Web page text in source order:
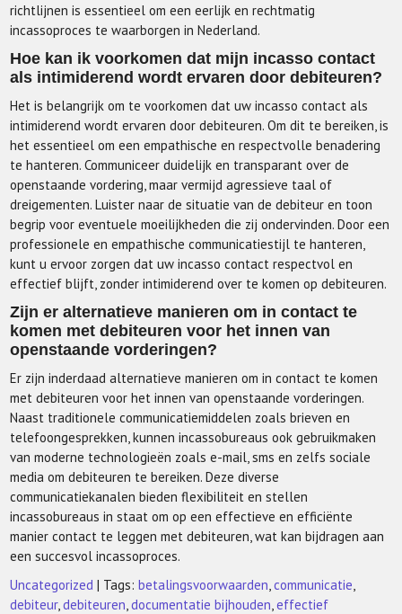
richtlijnen is essentieel om een eerlijk en rechtmatig
incassoproces te waarborgen in Nederland.
Hoe kan ik voorkomen dat mijn incasso contact
als intimiderend wordt ervaren door debiteuren?
Het is belangrijk om te voorkomen dat uw incasso contact als
intimiderend wordt ervaren door debiteuren. Om dit te bereiken, is
het essentieel om een empathische en respectvolle benadering
te hanteren. Communiceer duidelijk en transparant over de
openstaande vordering, maar vermijd agressieve taal of
dreigementen. Luister naar de situatie van de debiteur en toon
begrip voor eventuele moeilijkheden die zij ondervinden. Door een
professionele en empathische communicatiestijl te hanteren,
kunt u ervoor zorgen dat uw incasso contact respectvol en
effectief blijft, zonder intimiderend over te komen op debiteuren.
Zijn er alternatieve manieren om in contact te
komen met debiteuren voor het innen van
openstaande vorderingen?
Er zijn inderdaad alternatieve manieren om in contact te komen
met debiteuren voor het innen van openstaande vorderingen.
Naast traditionele communicatiemiddelen zoals brieven en
telefoongesprekken, kunnen incassobureaus ook gebruikmaken
van moderne technologieën zoals e-mail, sms en zelfs sociale
media om debiteuren te bereiken. Deze diverse
communicatiekanalen bieden flexibiliteit en stellen
incassobureaus in staat om op een effectieve en efficiënte
manier contact te leggen met debiteuren, wat kan bijdragen aan
een succesvol incassoproces.
Uncategorized | Tags:betalingsvoorwaarden,communicatie,
debiteur,debiteuren,documentatie bijhouden,effectief